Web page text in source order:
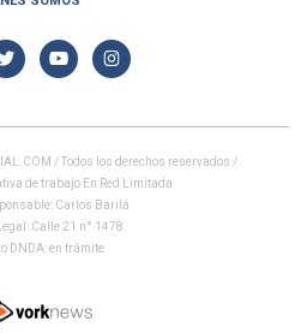
/ Todos los derechos reservados /
de trabajo En Red Limitada
Carlos Barilá
Calle 21 n° 1478
DNDA: en trámite